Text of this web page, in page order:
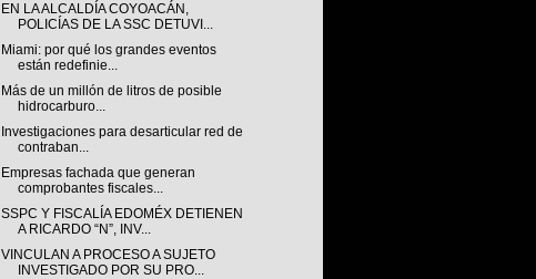
EN LA ALCALDÍA COYOACÁN,
POLICÍAS DE LA SSC DETUVI...
Miami: por qué los grandes eventos
están redefinie...
Más de un millón de litros de posible
hidrocarburo...
Investigaciones para desarticular red de
contraban...
Empresas fachada que generan
comprobantes fiscales...
SSPC Y FISCALÍA EDOMÉX DETIENEN
A RICARDO “N”, INV...
VINCULAN A PROCESO A SUJETO
INVESTIGADO POR SU PRO...